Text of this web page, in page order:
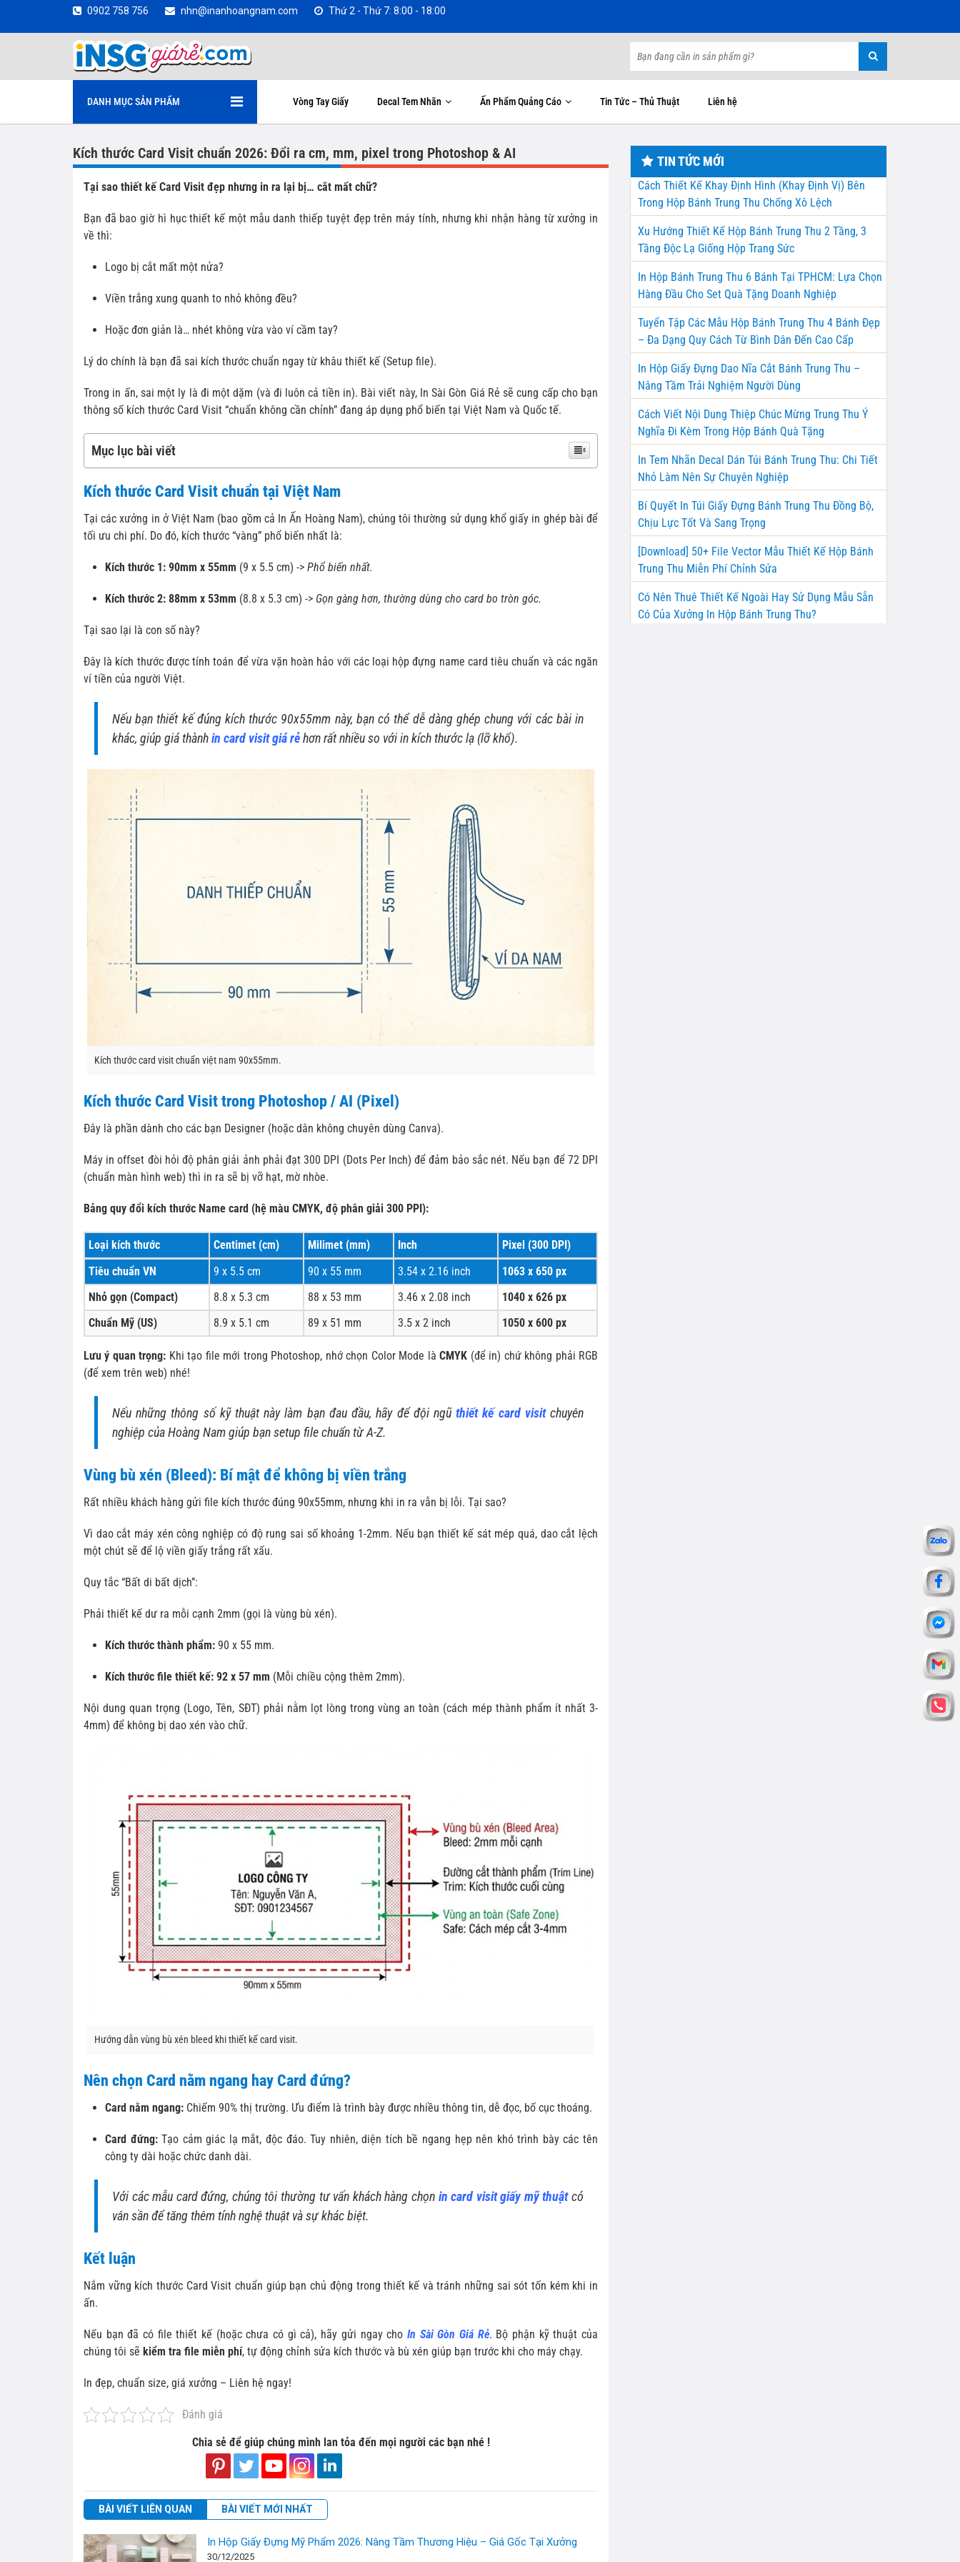
0902 758 756 nhn@inanhoangnam.com Thứ 2 - Thứ 7: 8:00 - 18:00
DANH MỤC SẢN PHẨM Vòng Tay Giấy Decal Tem Nhãn Ấn Phẩm Quảng Cáo Tin Tức – Thủ Thuật Liên hệ
Kích thước Card Visit chuẩn 2026: Đổi ra cm, mm, pixel trong Photoshop & AI
Tại sao thiết kế Card Visit đẹp nhưng in ra lại bị… cắt mất chữ?
Bạn đã bao giờ hì hục thiết kế một mẫu danh thiếp tuyệt đẹp trên máy tính, nhưng khi nhận hàng từ xưởng in
về thì:
Logo bị cắt mất một nửa?
Viền trắng xung quanh to nhỏ không đều?
Hoặc đơn giản là… nhét không vừa vào ví cầm tay?
Lý do chính là bạn đã sai kích thước chuẩn ngay từ khâu thiết kế (Setup file).
Trong in ấn, sai một ly là đi một dặm (và đi luôn cả tiền in). Bài viết này, In Sài Gòn Giá Rẻ sẽ cung cấp cho bạn
thông số kích thước Card Visit “chuẩn không cần chỉnh” đang áp dụng phổ biến tại Việt Nam và Quốc tế.
Mục lục bài viết
Kích thước Card Visit chuẩn tại Việt Nam
Tại các xưởng in ở Việt Nam (bao gồm cả In Ấn Hoàng Nam), chúng tôi thường sử dụng khổ giấy in ghép bài để
tối ưu chi phí. Do đó, kích thước “vàng” phổ biến nhất là:
Kích thước 1: 90mm x 55mm (9 x 5.5 cm) -> Phổ biến nhất.
Kích thước 2: 88mm x 53mm (8.8 x 5.3 cm) -> Gọn gàng hơn, thường dùng cho card bo tròn góc.
Tại sao lại là con số này?
Đây là kích thước được tính toán để vừa vặn hoàn hảo với các loại hộp đựng name card tiêu chuẩn và các ngăn
ví tiền của người Việt.
Nếu bạn thiết kế đúng kích thước 90x55mm này, bạn có thể dễ dàng ghép chung với các bài in
khác, giúp giá thànhin card visit giá rẻhơn rất nhiều so với in kích thước lạ (lỡ khổ).
Kích thước card visit chuẩn việt nam 90x55mm.
Kích thước Card Visit trong Photoshop / AI (Pixel)
Đây là phần dành cho các bạn Designer (hoặc dân không chuyên dùng Canva).
Máy in offset đòi hỏi độ phân giải ảnh phải đạt 300 DPI (Dots Per Inch) để đảm bảo sắc nét. Nếu bạn để 72 DPI
(chuẩn màn hình web) thì in ra sẽ bị vỡ hạt, mờ nhòe.
Bảng quy đổi kích thước Name card (hệ màu CMYK, độ phân giải 300 PPI):
Loại kích thước Centimet (cm) Milimet (mm) Inch
Pixel (300 DPI)
Tiêu chuẩn VN
9 x 5.5 cm 90 x 55 mm 3.54 x 2.16 inch
1063 x 650 px
Nhỏ gọn (Compact)
8.8 x 5.3 cm 88 x 53 mm 3.46 x 2.08 inch
1040 x 626 px
Chuẩn Mỹ (US)
8.9 x 5.1 cm 89 x 51 mm 3.5 x 2 inch 1050 x 600 px
Lưu ý quan trọng: Khi tạo file mới trong Photoshop, nhớ chọn Color Mode làCMYK (để in) chứ không phải RGB
(để xem trên web) nhé!
Nếu những thông số kỹ thuật này làm bạn đau đầu, hãy để đội ngũthiết kế card visitchuyên
nghiệp của Hoàng Nam giúp bạn setup file chuẩn từ A-Z.
Vùng bù xén (Bleed): Bí mật để không bị viền trắng
Rất nhiều khách hàng gửi file kích thước đúng 90x55mm, nhưng khi in ra vẫn bị lỗi. Tại sao?
Vì dao cắt máy xén công nghiệp có độ rung sai số khoảng 1-2mm. Nếu bạn thiết kế sát mép quá, dao cắt lệch
một chút sẽ để lộ viền giấy trắng rất xấu.
Quy tắc “Bất di bất dịch”:
Phải thiết kế dư ra mỗi cạnh 2mm (gọi là vùng bù xén).
Kích thước thành phẩm: 90 x 55 mm.
Kích thước file thiết kế: 92 x 57 mm (Mỗi chiều cộng thêm 2mm).
Nội dung quan trọng (Logo, Tên, SĐT) phải nằm lọt lòng trong vùng an toàn (cách mép thành phẩm ít nhất 3-
4mm) để không bị dao xén vào chữ.
Hướng dẫn vùng bù xén bleed khi thiết kế card visit.
Nên chọn Card nằm ngang hay Card đứng?
Card nằm ngang: Chiếm 90% thị trường. Ưu điểm là trình bày được nhiều thông tin, dễ đọc, bố cục thoáng.
Card đứng:Tạo cảm giác lạ mắt, độc đáo. Tuy nhiên, diện tích bề ngang hẹp nên khó trình bày các tên
công ty dài hoặc chức danh dài.
Với các mẫu card đứng, chúng tôi thường tư vấn khách hàng chọn in card visit giấy mỹ thuậtcó
vân sần để tăng thêm tính nghệ thuật và sự khác biệt.
Kết luận
Nắm vững kích thước Card Visit chuẩn giúp bạn chủ động trong thiết kế và tránh những sai sót tốn kém khi in
ấn.
Nếu bạn đã có file thiết kế (hoặc chưa có gì cả), hãy gửi ngay cho In Sài Gòn Giá Rẻ. Bộ phận kỹ thuật của
chúng tôi sẽ kiểm tra file miễn phí, tự động chỉnh sửa kích thước và bù xén giúp bạn trước khi cho máy chạy.
In đẹp, chuẩn size, giá xưởng – Liên hệ ngay!
Đánh giá
Chia sẻ để giúp chúng mình lan tỏa đến mọi người các bạn nhé !
BÀI VIẾT LIÊN QUAN BÀI VIẾT MỚI NHẤT
In Hộp Giấy Đựng Mỹ Phẩm 2026: Nâng Tầm Thương Hiệu – Giá Gốc Tại Xưởng
30/12/2025
TIN TỨC MỚI
Cách Thiết Kế Khay Định Hình (Khay Định Vị) Bên
Trong Hộp Bánh Trung Thu Chống Xô Lệch
Xu Hướng Thiết Kế Hộp Bánh Trung Thu 2 Tầng, 3
Tầng Độc Lạ Giống Hộp Trang Sức
In Hộp Bánh Trung Thu 6 Bánh Tại TPHCM: Lựa Chọn
Hàng Đầu Cho Set Quà Tặng Doanh Nghiệp
Tuyển Tập Các Mẫu Hộp Bánh Trung Thu 4 Bánh Đẹp
– Đa Dạng Quy Cách Từ Bình Dân Đến Cao Cấp
In Hộp Giấy Đựng Dao Nĩa Cắt Bánh Trung Thu –
Nâng Tầm Trải Nghiệm Người Dùng
Cách Viết Nội Dung Thiệp Chúc Mừng Trung Thu Ý
Nghĩa Đi Kèm Trong Hộp Bánh Quà Tặng
In Tem Nhãn Decal Dán Túi Bánh Trung Thu: Chi Tiết
Nhỏ Làm Nên Sự Chuyên Nghiệp
Bí Quyết In Túi Giấy Đựng Bánh Trung Thu Đồng Bộ,
Chịu Lực Tốt Và Sang Trọng
[Download] 50+ File Vector Mẫu Thiết Kế Hộp Bánh
Trung Thu Miễn Phí Chỉnh Sửa
Có Nên Thuê Thiết Kế Ngoài Hay Sử Dụng Mẫu Sẵn
Có Của Xưởng In Hộp Bánh Trung Thu?